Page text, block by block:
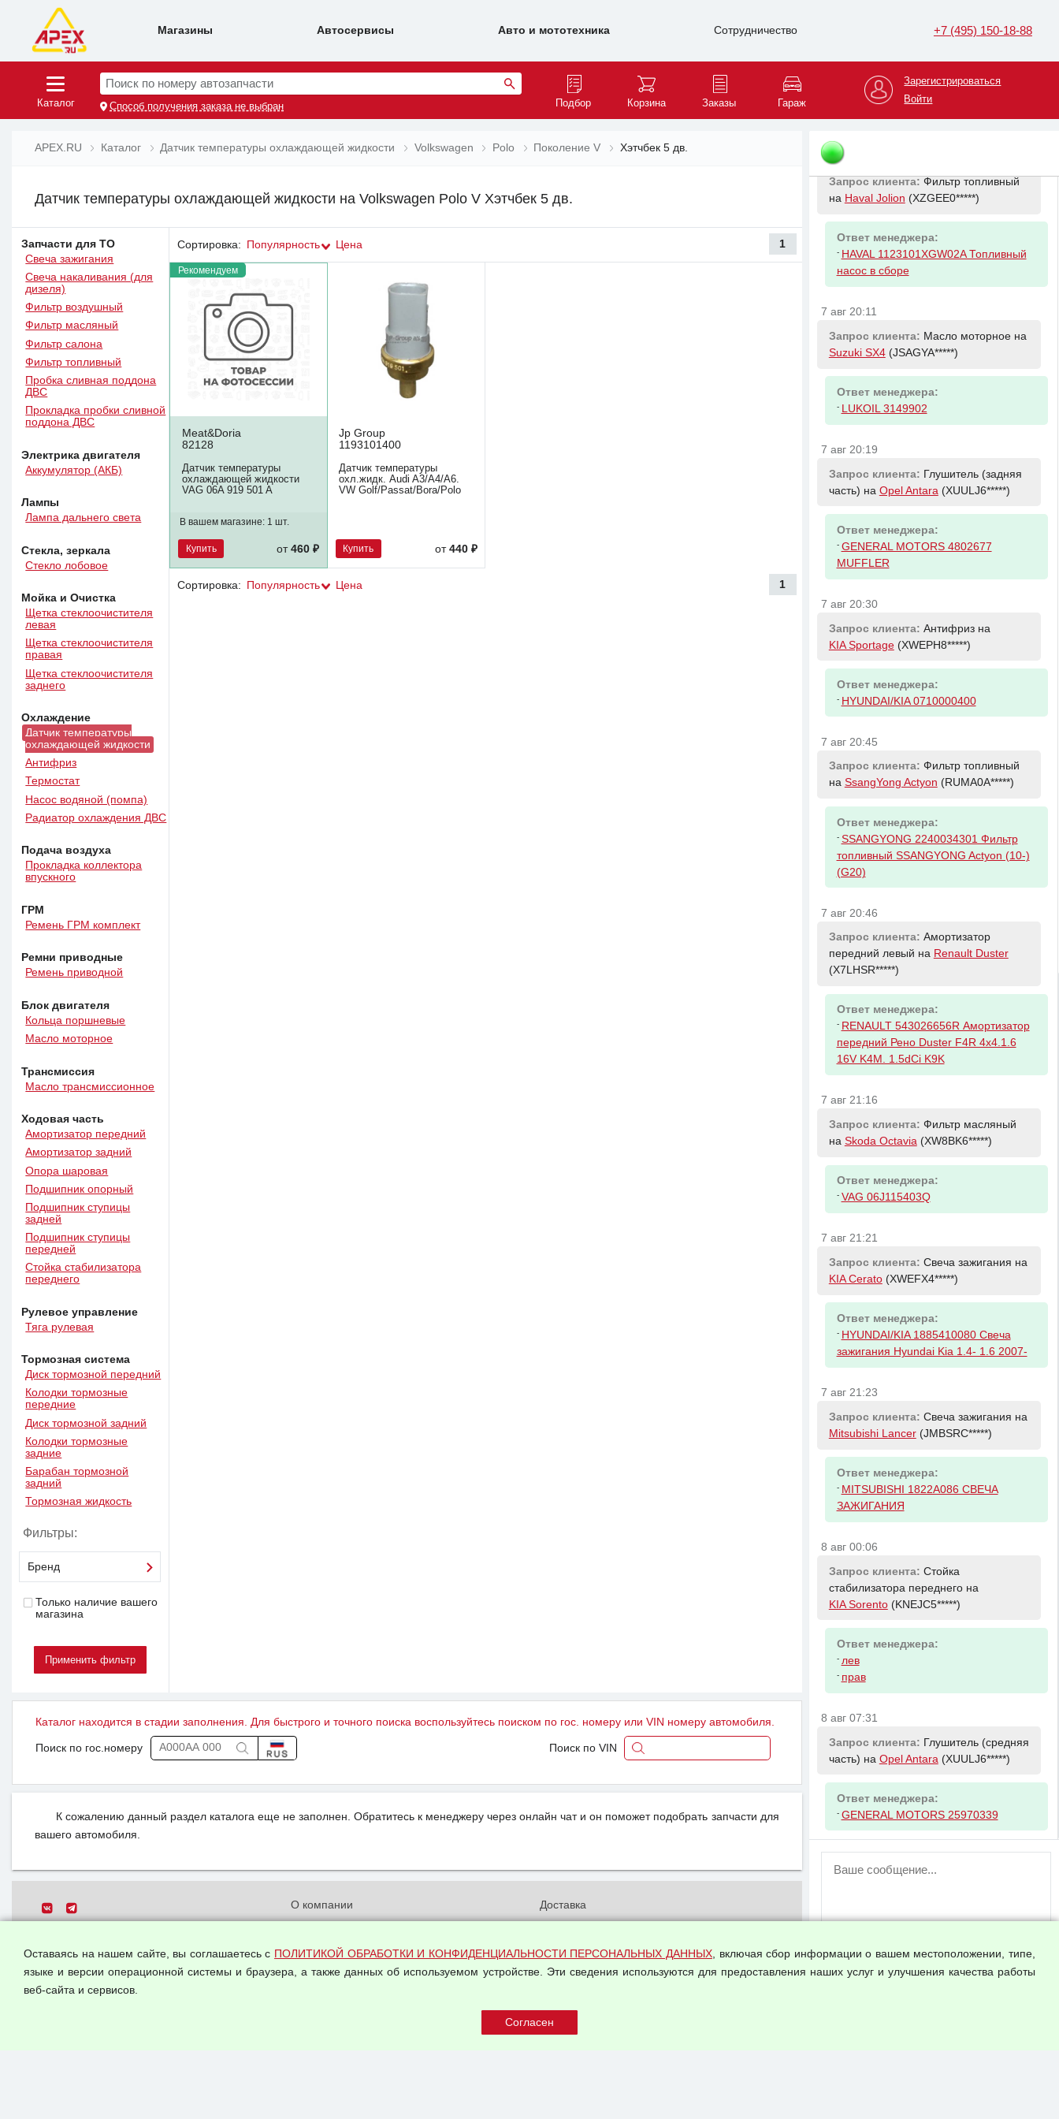
Магазины Автосервисы Авто и мототехника Сотрудничество +7 (495) 150-18-88
Каталог
Поиск по номеру автозапчасти
Способ получения заказа не выбран Подбор Корзина Заказы Гараж
Зарегистрироваться
Войти
APEX.RU Каталог Датчик температуры охлаждающей жидкости Volkswagen Polo Поколение V Хэтчбек 5 дв.
Датчик температуры охлаждающей жидкости на Volkswagen Polo V Хэтчбек 5 дв.
Запчасти для ТО
Свеча зажигания
Свеча накаливания (для
дизеля)
Фильтр воздушный
Фильтр масляный
Фильтр салона
Фильтр топливный
Пробка сливная поддона
ДВС
Прокладка пробки сливной
поддона ДВС
Электрика двигателя
Аккумулятор (АКБ)
Лампы
Лампа дальнего света
Стекла, зеркала
Стекло лобовое
Мойка и Очистка
Щетка стеклоочистителя
левая
Щетка стеклоочистителя
правая
Щетка стеклоочистителя
заднего
Охлаждение
Датчик температуры
охлаждающей жидкости
Антифриз
Термостат
Насос водяной (помпа)
Радиатор охлаждения ДВС
Подача воздуха
Прокладка коллектора
впускного
ГРМ
Ремень ГРМ комплект
Ремни приводные
Ремень приводной
Блок двигателя
Кольца поршневые
Масло моторное
Трансмиссия
Масло трансмиссионное
Ходовая часть
Амортизатор передний
Амортизатор задний
Опора шаровая
Подшипник опорный
Подшипник ступицы
задней
Подшипник ступицы
передней
Стойка стабилизатора
переднего
Рулевое управление
Тяга рулевая
Тормозная система
Диск тормозной передний
Колодки тормозные
передние
Диск тормозной задний
Колодки тормозные
задние
Барабан тормозной
задний
Тормозная жидкость
Фильтры:
Бренд
Только наличие вашего
магазина
Сортировка: Популярность Цена 1
Рекомендуем
Meat&Doria
82128
Датчик температуры
охлаждающей жидкости
VAG 06A 919 501 A
В вашем магазине: 1 шт.
Купить от460 ₽
Jp Group
1193101400
Датчик температуры
охл.жидк. Audi A3/A4/A6.
VW Golf/Passat/Bora/Polo
Купить от 440 ₽
Сортировка: Популярность Цена 1
Каталог находится в стадии заполнения. Для быстрого и точного поиска воспользуйтесь поиском по гос. номеру или VIN номеру автомобиля.
Поиск по гос.номеру Поиск по VIN
К сожалению данный раздел каталога еще не заполнен. Обратитесь к менеджеру через онлайн чат и он поможет подобрать запчасти для
вашего автомобиля.
Все права защищены.
О компании
данных
Доставка
Оплата и возвраты
Арендодателям
Оставаясь на нашем сайте, вы соглашаетесь с ПОЛИТИКОЙ ОБРАБОТКИ И КОНФИДЕНЦИАЛЬНОСТИ ПЕРСОНАЛЬНЫХ ДАННЫХ, включая сбор информации о вашем местоположении, типе,
языке и версии операционной системы и браузера, а также данных об используемом устройстве. Эти сведения используются для предоставления наших услуг и улучшения качества работы
веб-сайта и сервисов.
BMW 5
Ответ менеджера:
BMW 31316866591
Амортизационная стойка Л Пд
7 авг 19:45
Запрос клиента: Фильтр топливный
на Haval Jolion (XZGEE0*****)
Ответ менеджера:
- HAVAL 1123101XGW02A Топливный
насос в сборе
7 авг 20:11
Запрос клиента: Масло моторное на
Suzuki SX4(JSAGYA*****)
Ответ менеджера:
- LUKOIL 3149902
7 авг 20:19
Запрос клиента: Глушитель (задняя
часть) на Opel Antara (XUULJ6*****)
Ответ менеджера:
- GENERAL MOTORS 4802677
MUFFLER
7 авг 20:30
Запрос клиента: Антифриз на
KIA Sportage(XWEPH8*****)
Ответ менеджера:
- HYUNDAI/KIA 0710000400
7 авг 20:45
Запрос клиента: Фильтр топливный
на SsangYong Actyon (RUMA0A*****)
Ответ менеджера:
- SSANGYONG 2240034301 Фильтр
топливный SSANGYONG Actyon (10-)
(G20)
7 авг 20:46
Запрос клиента: Амортизатор
передний левый на Renault Duster
(X7LHSR*****)
Ответ менеджера:
- RENAULT 543026656R Амортизатор
передний Рено Duster F4R 4x4.1.6
16V K4M. 1.5dCi K9K
7 авг 21:16
Запрос клиента: Фильтр масляный
на Skoda Octavia(XW8BK6*****)
Ответ менеджера:
- VAG 06J115403Q
7 авг 21:21
Запрос клиента: Свеча зажигания на
KIA Cerato(XWEFX4*****)
Ответ менеджера:
- HYUNDAI/KIA 1885410080 Свеча
зажигания Hyundai Kia 1.4- 1.6 2007-
7 авг 21:23
Запрос клиента: Свеча зажигания на
Mitsubishi Lancer(JMBSRC*****)
Ответ менеджера:
- MITSUBISHI 1822A086 СВЕЧА
ЗАЖИГАНИЯ
8 авг 00:06
Запрос клиента: Стойка
стабилизатора переднего на
KIA Sorento(KNEJC5*****)
Ответ менеджера:
- лев
- прав
8 авг 07:31
Запрос клиента: Глушитель (средняя
часть) на Opel Antara (XUULJ6*****)
Ответ менеджера:
- GENERAL MOTORS 25970339
ВНИМАНИЕ!
пользователей временно отключена!
аккаунт.